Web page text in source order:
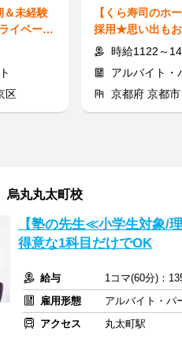
＆未経験
イベート
!?
区
【くら寿司のホ
採用★思い出もお
1日3h～◎前払い
時給1122～1403円
アルバイト・
京都府 京都
丸丸太町校
【塾の先生≪小学生対象/
得意な1科目だけでOK
給与
1コマ(60分)：
雇用形態
アルバイト・パ
アクセス
丸太町駅